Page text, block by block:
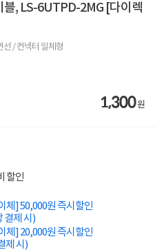
, LS-6UTPD-2MG [다이렉
선 / 컨넥터 일체형
1,300원
할인
체] 50,000원 즉시할인
결제 시)
체] 20,000원 즉시할인
제 시)